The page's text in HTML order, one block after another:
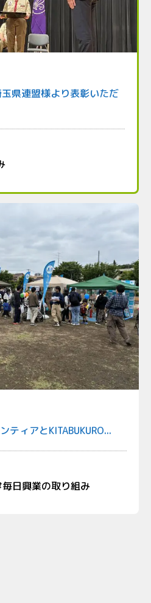
県連盟様より表彰いただ
ティアとKITABUKURO...
毎日興業の取り組み